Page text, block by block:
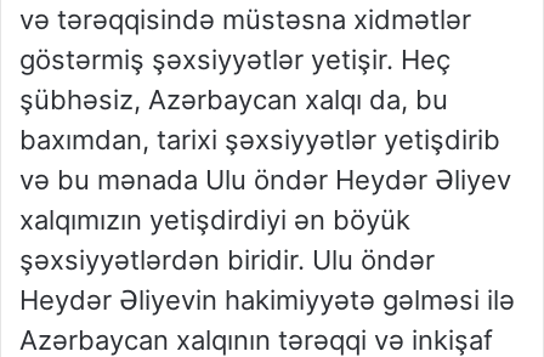
və tərəqqisində müstəsna xidmətlər
göstərmiş şəxsiyyətlər yetişir. Heç
şübhəsiz, Azərbaycan xalqı da, bu
baxımdan, tarixi şəxsiyyətlər yetişdirib
və bu mənada Ulu öndər Heydər Əliyev
xalqımızın yetişdirdiyi ən böyük
şəxsiyyətlərdən biridir. Ulu öndər
Heydər Əliyevin hakimiyyətə gəlməsi ilə
Azərbaycan xalqının tərəqqi və inkişaf